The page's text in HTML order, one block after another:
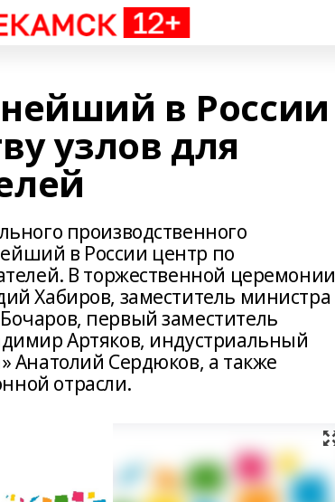
в России
узлов для
производственного
в России центр по
В торжественной церемонии
Хабиров, заместитель министра
первый заместитель
Артяков, индустриальный
Анатолий Сердюков, а также
отрасли.